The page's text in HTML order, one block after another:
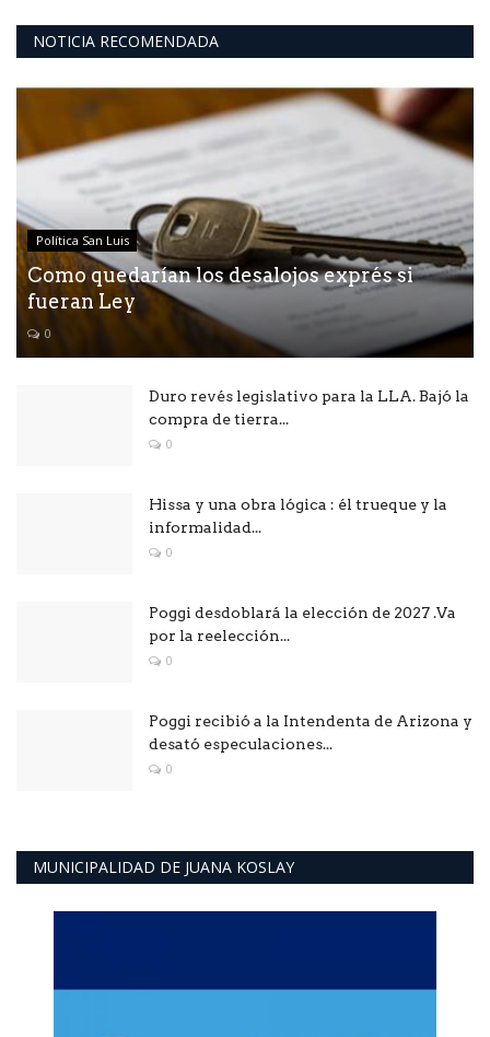
NOTICIA RECOMENDADA
Política San Luis
Como quedarían los desalojos exprés si
fueran Ley
0
Duro revés legislativo para la LLA. Bajó la
compra de tierra...
0
Hissa y una obra lógica : él trueque y la
informalidad...
0
Poggi desdoblará la elección de 2027 .Va
por la reelección...
0
Poggi recibió a la Intendenta de Arizona y
desató especulaciones...
0
MUNICIPALIDAD DE JUANA KOSLAY